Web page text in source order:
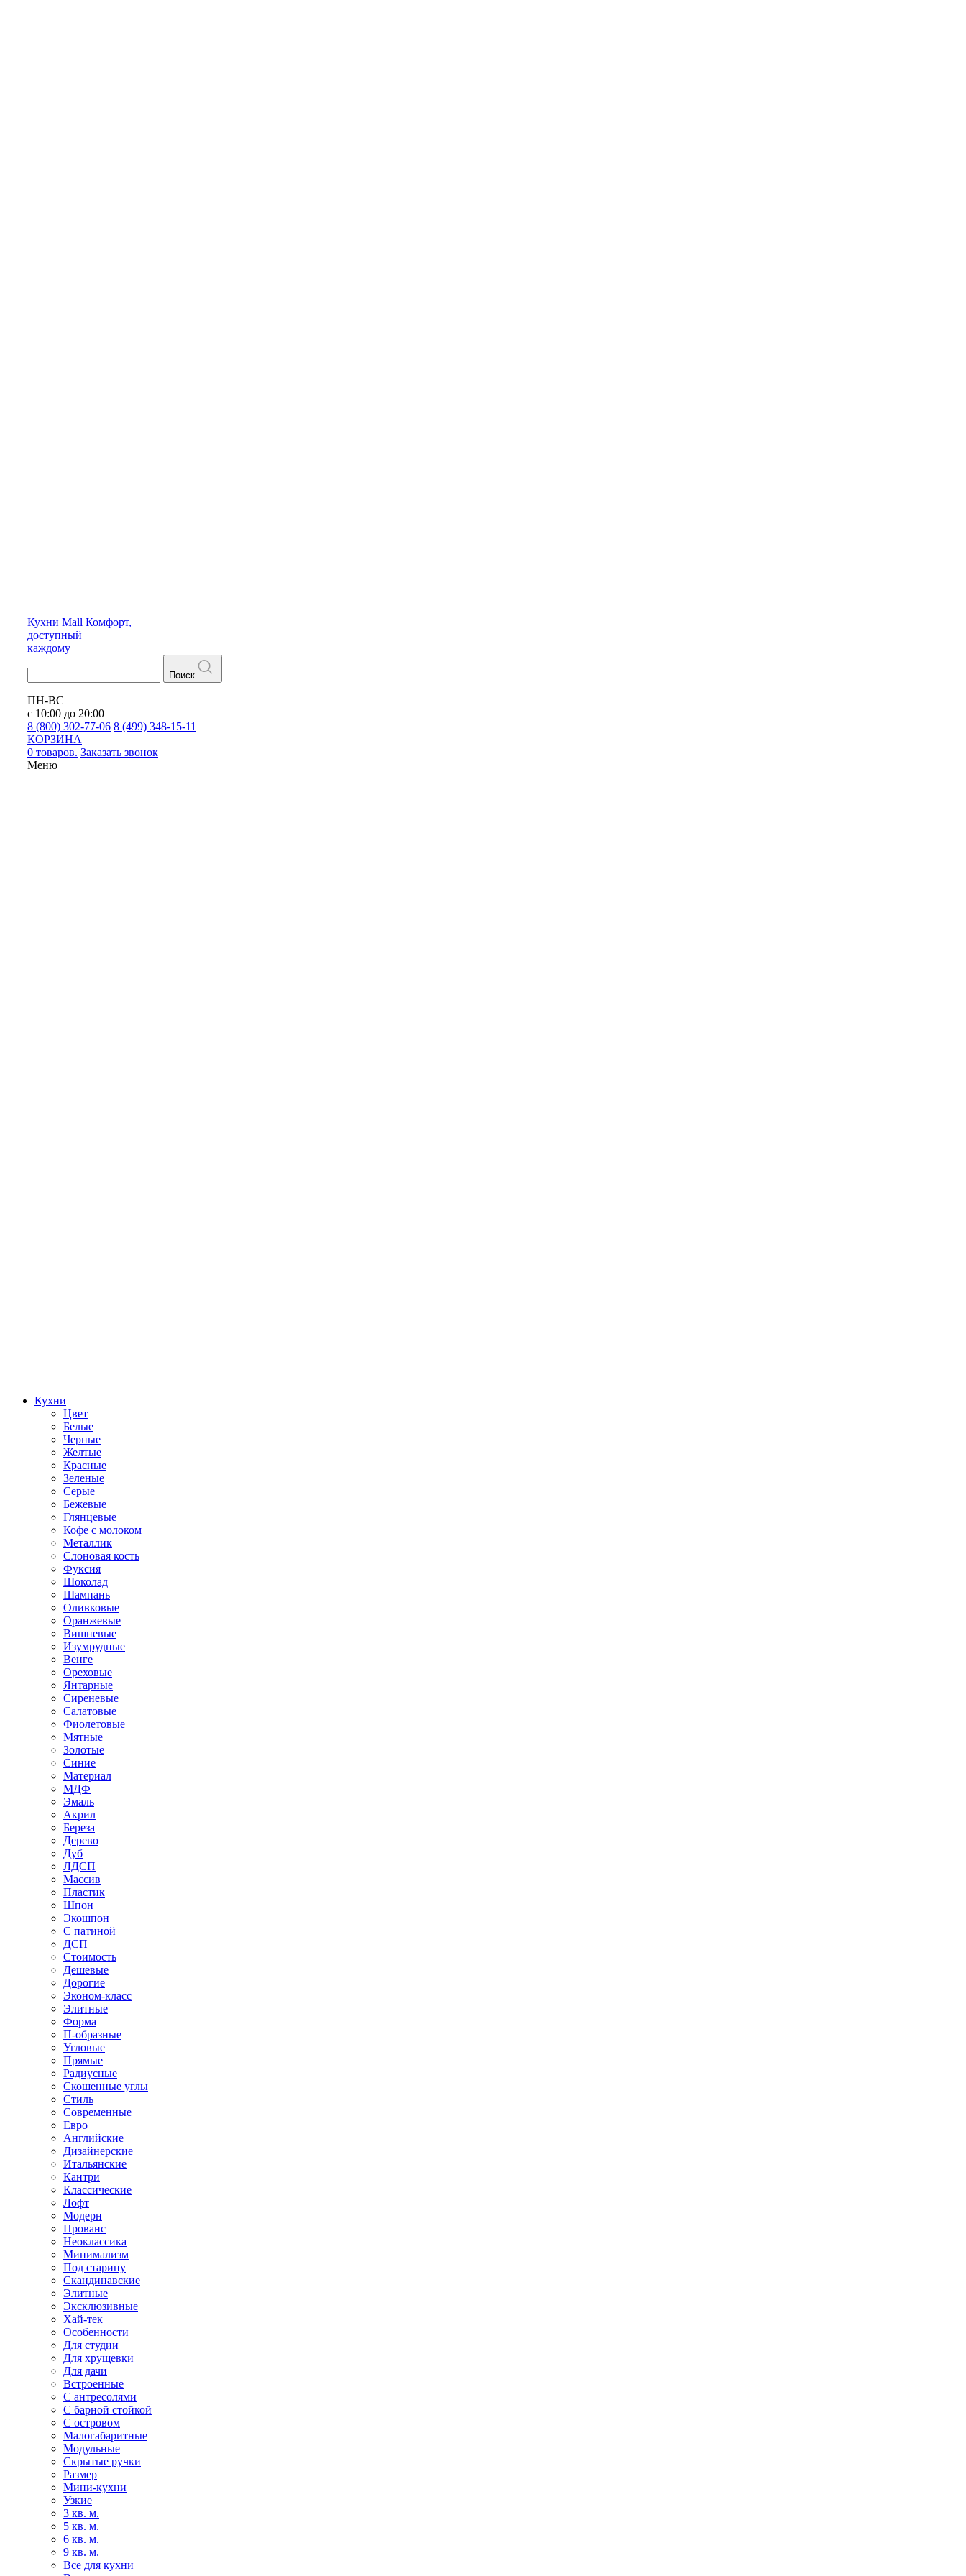
Кухни Mall Комфорт,
доступный
каждому
Поиск
ПН-ВС
с 10:00 до 20:00
8 (800) 302-77-06 8 (499) 348-15-11
КОРЗИНА
0 товаров. Заказать звонок
Меню
Кухни
Цвет
Белые
Черные
Желтые
Красные
Зеленые
Серые
Бежевые
Глянцевые
Кофе с молоком
Металлик
Слоновая кость
Фуксия
Шоколад
Шампань
Оливковые
Оранжевые
Вишневые
Изумрудные
Венге
Ореховые
Янтарные
Сиреневые
Салатовые
Фиолетовые
Мятные
Золотые
Синие
Материал
МДФ
Эмаль
Акрил
Береза
Дерево
Дуб
ЛДСП
Массив
Пластик
Шпон
Экошпон
С патиной
ДСП
Стоимость
Дешевые
Дорогие
Эконом-класс
Элитные
Форма
П-образные
Угловые
Прямые
Радиусные
Скошенные углы
Стиль
Современные
Евро
Английские
Дизайнерские
Итальянские
Кантри
Классические
Лофт
Модерн
Прованс
Неоклассика
Минимализм
Под старину
Скандинавские
Элитные
Эксклюзивные
Хай-тек
Особенности
Для студии
Для хрущевки
Для дачи
Встроенные
С антресолями
С барной стойкой
С островом
Малогабаритные
Модульные
Скрытые ручки
Размер
Мини-кухни
Узкие
3 кв. м.
5 кв. м.
6 кв. м.
9 кв. м.
Все для кухни